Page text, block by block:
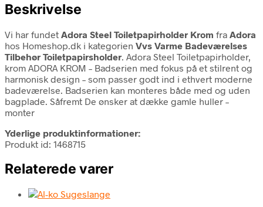
Beskrivelse
Vi har fundet Adora Steel Toiletpapirholder Krom fra Adora
hos Homeshop.dk i kategorien Vvs Varme Badeværelses
Tilbehør Toiletpapirsholder. Adora Steel Toiletpapirholder,
krom ADORA KROM – Badserien med fokus på et stilrent og
harmonisk design – som passer godt ind i ethvert moderne
badeværelse. Badserien kan monteres både med og uden
bagplade. Såfremt De ønsker at dække gamle huller –
monter
Yderlige produktinformationer:
Produkt id: 1468715
Relaterede varer